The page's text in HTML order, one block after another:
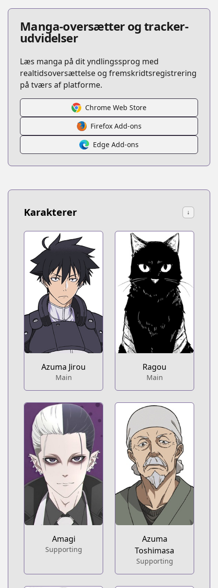
Manga-oversætter og tracker-
udvidelser
Læs manga på dit yndlingssprog med
realtidsoversættelse og fremskridtsregistrering
på tværs af platforme.
Chrome Web Store
Firefox Add-ons
Edge Add-ons
Karakterer ↓
Azuma Jirou
Main
Ragou
Main
Amagi
Supporting
Azuma
Toshimasa
Supporting